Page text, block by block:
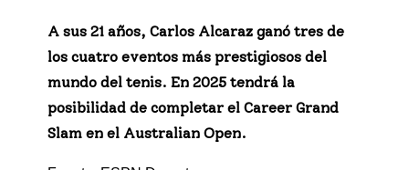
A sus 21 años, Carlos Alcaraz ganó tres de
los cuatro eventos más prestigiosos del
mundo del tenis. En 2025 tendrá la
posibilidad de completar el Career Grand
Slam en el Australian Open.